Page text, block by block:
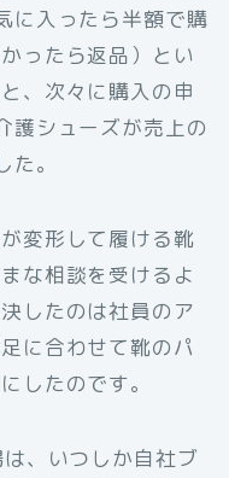
に入ったら半額で購
ったら返品）とい
、次々に購入の申
護シューズが売上の
。
変形して履ける靴
な相談を受けるよ
したのは社員のア
に合わせて靴のパ
したのです。
、いつしか自社ブ